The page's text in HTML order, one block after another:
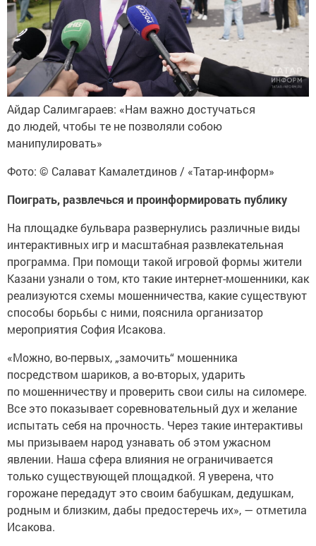
Айдар Салимгараев: «Нам важно достучаться
до людей, чтобы те не позволяли собою
манипулировать»
Фото: © Салават Камалетдинов / «Татар-информ»
Поиграть, развлечься и проинформировать публику
На площадке бульвара развернулись различные виды
интерактивных игр и масштабная развлекательная
программа. При помощи такой игровой формы жители
Казани узнали о том, кто такие интернет-мошенники, как
реализуются схемы мошенничества, какие существуют
способы борьбы с ними, пояснила организатор
мероприятия София Исакова.
«Можно, во-первых, „замочить“ мошенника
посредством шариков, а во-вторых, ударить
по мошенничеству и проверить свои силы на силомере.
Все это показывает соревновательный дух и желание
испытать себя на прочность. Через такие интерактивы
мы призываем народ узнавать об этом ужасном
явлении. Наша сфера влияния не ограничивается
только существующей площадкой. Я уверена, что
горожане передадут это своим бабушкам, дедушкам,
родным и близким, дабы предостеречь их», — отметила
Исакова.